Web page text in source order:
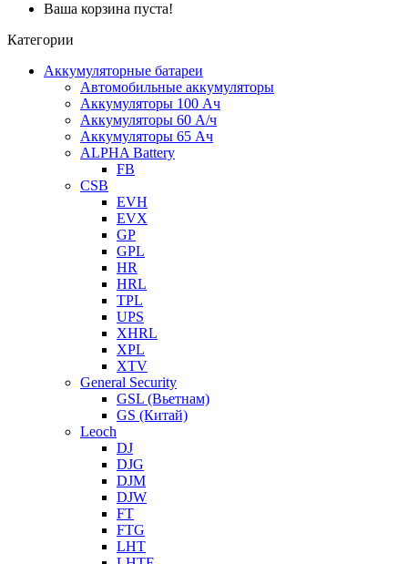
Ваша корзина пуста!
Категории
Аккумуляторные батареи
Автомобильные аккумуляторы
Аккумуляторы 100 Ач
Аккумуляторы 60 А/ч
Аккумуляторы 65 Ач
ALPHA Battery
FB
CSB
EVH
EVX
GP
GPL
HR
HRL
TPL
UPS
XHRL
XPL
XTV
General Security
GSL (Вьетнам)
GS (Китай)
Leoch
DJ
DJG
DJM
DJW
FT
FTG
LHT